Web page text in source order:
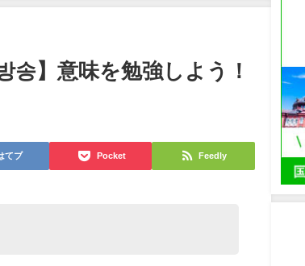
송】意味を勉強しよう！
てブ Pocket Feedly